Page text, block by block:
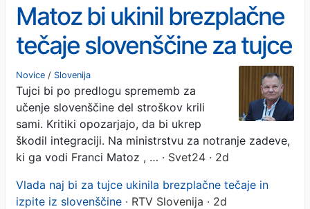
Matoz bi ukinil brezplačne
tečaje slovenščine za tujce
Novice / Slovenija
Tujci bi po predlogu sprememb za
učenje slovenščine del stroškov krili
sami. Kritiki opozarjajo, da bi ukrep
škodil integraciji. Na ministrstvu za notranje zadeve,
ki ga vodi Franci Matoz , … · Svet24 · 2d
Vlada naj bi za tujce ukinila brezplačne tečaje in
izpite iz slovenščine · RTV Slovenija · 2d